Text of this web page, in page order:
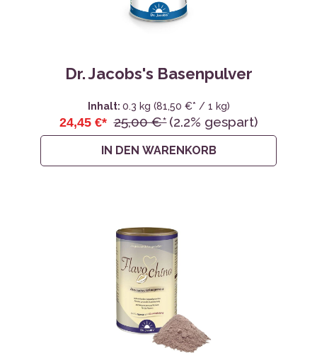
Dr. Jacobs's Basenpulver
Inhalt: 0.3 kg (81,50 €* / 1 kg)
24,45 €* 25,00 €* (2.2% gespart)
IN DEN WARENKORB